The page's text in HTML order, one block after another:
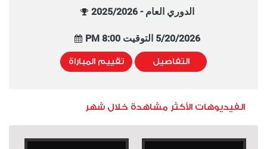
الدوري العام - 2025/2026
5/20/2026 التوقيت 8:00 PM
التفاصيل تقييم المباراة
الفيديوهات الأكثر مشاهدة خلال شهر